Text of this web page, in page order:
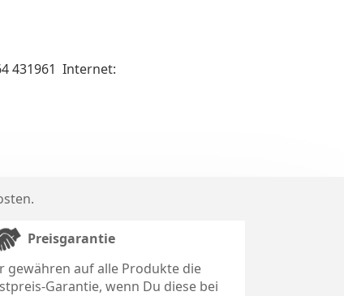
431961 Internet:
.
Preisgarantie
gewähren auf alle Produkte die
Garantie, wenn Du diese bei